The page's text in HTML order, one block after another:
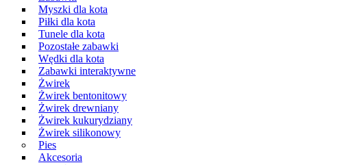
Myszki dla kota
Piłki dla kota
Tunele dla kota
Pozostałe zabawki
Wędki dla kota
Zabawki interaktywne
Żwirek
Żwirek bentonitowy
Żwirek drewniany
Żwirek kukurydziany
Żwirek silikonowy
Pies
Akcesoria